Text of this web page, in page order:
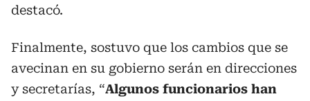
destacó.
Finalmente, sostuvo que los cambios que se
avecinan en su gobierno serán en direcciones
y secretarías, “Algunos funcionarios han